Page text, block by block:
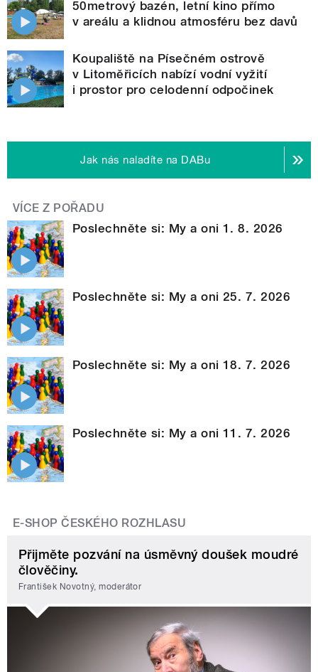
50metrový bazén, letní kino přímo
v areálu a klidnou atmosféru bez davů
Koupaliště na Písečném ostrově
v Litoměřicích nabízí vodní vyžití
i prostor pro celodenní odpočinek
Jak nás naladíte na DABu
VÍCE Z POŘADU
Poslechněte si: My a oni 1. 8. 2026
Poslechněte si: My a oni 25. 7. 2026
Poslechněte si: My a oni 18. 7. 2026
Poslechněte si: My a oni 11. 7. 2026
E-SHOP ČESKÉHO ROZHLASU
Přijměte pozvání na úsměvný doušek moudré
člověčiny.
František Novotný, moderátor